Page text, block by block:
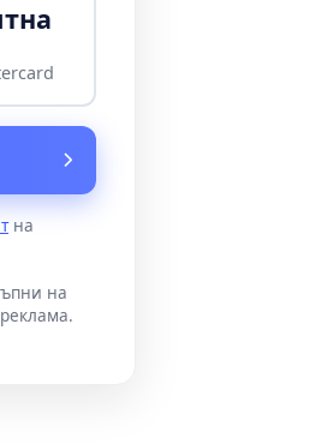
на
на